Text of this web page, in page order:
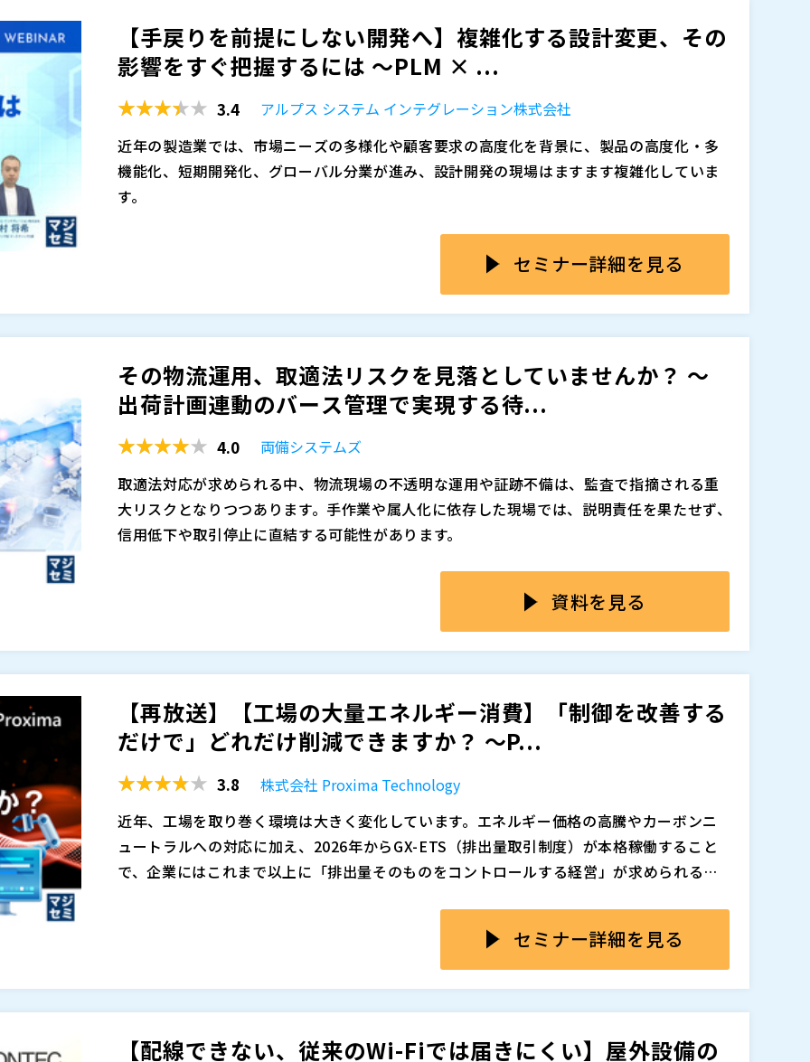
には、まず現場が抱えるリアルな課題を起点にすることが不可欠です。
ありません。 本セミナーでは、こうした製造業固有の課題を解決するエンタープライズ
サーチ「Sinequa（シネクア）」を紹介します。 SharePointやSlackはもちろん、Windch
拠付きの高精度な回答を提示できます。 設計の再利用、型番選定、技術サポート、調達管
理など、製造業の現場で求められる検索基盤として、お客様への具体的な提案にぜひご活
用ください。
シストランジャパン合同会社（）
マジセミ株式会社（）
【手戻りを前提にしない開発へ】複雑化する設計変更、その
影響をすぐ把握するには ～PLM × ...
3.4
アルプス システム インテグレーション株式会社
近年の製造業では、市場ニーズの多様化や顧客要求の高度化を背景に、製品の高度化・多
機能化、短期開発化、グローバル分業が進み、設計開発の現場はますます複雑化していま
す。
開発スピードと品質、収益性を両立するためには、設計情報・BOM・変更履歴を正しくつ
なぎ、変更の影響範囲や過去の判断経緯を迅速に把握できることが不可欠になっています。
例えば、 ・図面、仕様書、部品情報が個人や部門ごとに管理され、必要な情報を探すのに
時間がかかる ・CAD、Excel、生産管理システム間でBOMが二重管理され、整合確認に手
ない ・過去の類似変更や不具合対応の知見が蓄積・共有されず、同じような確認を繰り返
している といったこともあるのではないでしょうか。
こうした状況では、確認作業や部門間調整に時間がかかり、対応判断が経験者に依存しや
すくなります。結果として、手戻りや品質リスクが増え、「変更＝リスク」という意識が現
場に根付いてしまいます。
本セミナーでは、設計情報の分散、BOMの二重管理、仕様変更・設計変更時の影響把握、
その解決アプローチとして、製造業の設計開発領域で広く活用されるPLMシステム「Obbli
gato」と、現場課題に根ざした実践的なECMソリューション「ECOAS」を活用。PLMを
中核に、図面・仕様書・BOM・変更履歴をつなぎながら、製品化計画マネジメント、設計
変更マネジメント、ナレッジ活用までを高度化する方法を、ケース別に解説します。
情報共有、BOM管理、変更トレーサビリティ、影響範囲の可視化、過去知見のナレッジ化
を通じて、手戻りを前提にしない設計開発へ近づけるためのヒントをお届けします。
・設計情報やBOMが分散し、必要な情報を探すのに時間がかかっている方 ・設計変更や仕
様変更の影響調査に多くの工数を取られている方 ・BOMの二重管理やExcel管理から脱却
し、設計情報を一元管理したい方 ・過去トラブルや類似変更の知見を共有し、組織的に活
マジセミ株式会社（）
※共催、協賛、協力、講演企業は将来的に追加、削除される可能性があります。
セミナー詳細を見る
その物流運用、取適法リスクを見落としていませんか？ ～
出荷計画連動のバース管理で実現する待...
4.0
両備システムズ
取適法対応が求められる中、物流現場の不透明な運用や証跡不備は、監査で指摘される重
大リスクとなりつつあります。手作業や属人化に依存した現場では、説明責任を果たせず、
信用低下や取引停止に直結する可能性があります。
本セミナーでは、出荷計画と連動した一元管理により、物流プロセス全体の可視化と統制
両備システムズ（
）
マジセミ株式会社（ ）
資料を見る
【再放送】【工場の大量エネルギー消費】「制御を改善する
だけで」どれだけ削減できますか？ ～P...
3.8
株式会社 Proxima Technology
近年、工場を取り巻く環境は大きく変化しています。エネルギー価格の高騰やカーボンニ
ュートラルへの対応に加え、2026年からGX-ETS（排出量取引制度）が本格稼働すること
で、企業にはこれまで以上に「排出量そのものをコントロールする経営」が求められるよ
エネルギー削減の取り組みとして、高効率機器への更新や運転条件の見直しに加え、制御
の高度化を検討する工場も増えてきました。しかし、従来広く使われているPID制御は、外
な削減効果につながらないケースが少なくありません。
セミナー詳細を見る
【配線できない、従来のWi-Fiでは届きにくい】屋外設備の